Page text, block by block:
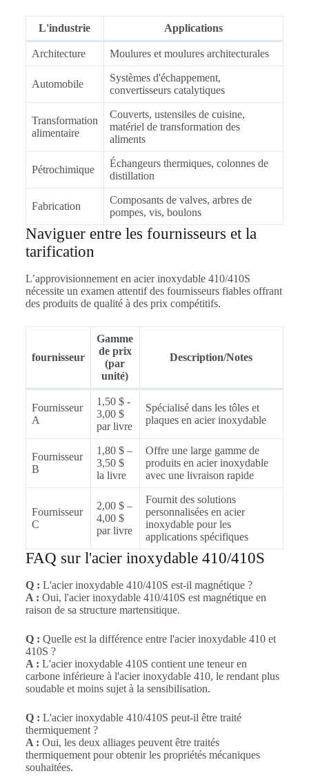
L'industrie Applications
Architecture Moulures et moulures architecturales
Automobile
Systèmes d'échappement,
convertisseurs catalytiques
Transformation
alimentaire
Couverts, ustensiles de cuisine,
matériel de transformation des
aliments
Pétrochimique
Échangeurs thermiques, colonnes de
distillation
Fabrication
Composants de valves, arbres de
pompes, vis, boulons
Naviguer entre les fournisseurs et la
tarification
L’approvisionnement en acier inoxydable 410/410S
nécessite un examen attentif des fournisseurs fiables offrant
des produits de qualité à des prix compétitifs.
fournisseur
Gamme
de prix
(par
unité)
Description/Notes
Fournisseur
A
1,50 $ -
3,00 $
par livre
Spécialisé dans les tôles et
plaques en acier inoxydable
Fournisseur
B
1,80 $ –
3,50 $
la livre
Offre une large gamme de
produits en acier inoxydable
avec une livraison rapide
Fournisseur
C
2,00 $ –
4,00 $
par livre
Fournit des solutions
personnalisées en acier
inoxydable pour les
applications spécifiques
FAQ sur l'acier inoxydable 410/410S
Q : L'acier inoxydable 410/410S est-il magnétique ?
A : Oui, l'acier inoxydable 410/410S est magnétique en
raison de sa structure martensitique.
Q : Quelle est la différence entre l'acier inoxydable 410 et
410S ?
A : L'acier inoxydable 410S contient une teneur en
carbone inférieure à l'acier inoxydable 410, le rendant plus
soudable et moins sujet à la sensibilisation.
Q : L'acier inoxydable 410/410S peut-il être traité
thermiquement ?
A : Oui, les deux alliages peuvent être traités
thermiquement pour obtenir les propriétés mécaniques
souhaitées.